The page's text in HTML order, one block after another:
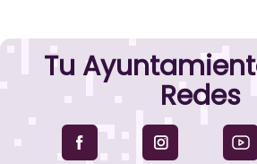
Tu
Redes